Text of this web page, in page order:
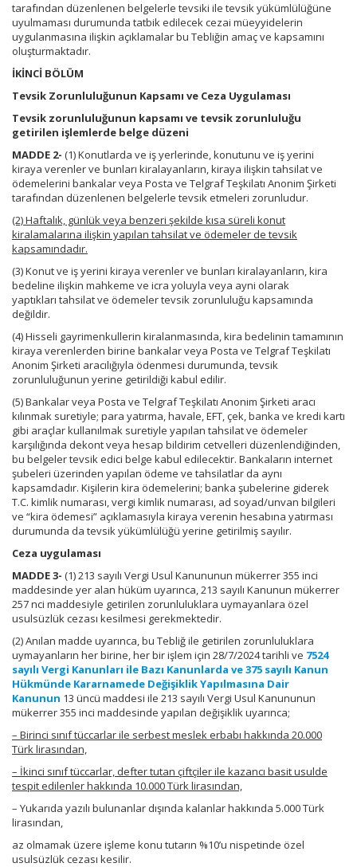
tarafından düzenlenen belgelerle tevsiki ile tevsik yükümlülüğüne
uyulmaması durumunda tatbik edilecek cezai müeyyidelerin
uygulanmasına ilişkin açıklamalar bu Tebliğin amaç ve kapsamını
oluşturmaktadır.
İKİNCİ BÖLÜM
Tevsik Zorunluluğunun Kapsamı ve Ceza Uygulaması
Tevsik zorunluluğunun kapsamı ve tevsik zorunluluğu
getirilen işlemlerde belge düzeni
MADDE 2- (1) Konutlarda ve iş yerlerinde, konutunu ve iş yerini
kiraya verenler ve bunları kiralayanların, kiraya ilişkin tahsilat ve
ödemelerini bankalar veya Posta ve Telgraf Teşkilatı Anonim Şirketi
tarafından düzenlenen belgelerle tevsik etmeleri zorunludur.
(2) Haftalık, günlük veya benzeri şekilde kısa süreli konut
kiralamalarına ilişkin yapılan tahsilat ve ödemeler de tevsik
kapsamındadır.
(3) Konut ve iş yerini kiraya verenler ve bunları kiralayanların, kira
bedeline ilişkin mahkeme ve icra yoluyla veya ayni olarak
yaptıkları tahsilat ve ödemeler tevsik zorunluluğu kapsamında
değildir.
(4) Hisseli gayrimenkullerin kiralanmasında, kira bedelinin tamamının
kiraya verenlerden birine bankalar veya Posta ve Telgraf Teşkilatı
Anonim Şirketi aracılığıyla ödenmesi durumunda, tevsik
zorunluluğunun yerine getirildiği kabul edilir.
(5) Bankalar veya Posta ve Telgraf Teşkilatı Anonim Şirketi aracı
kılınmak suretiyle; para yatırma, havale, EFT, çek, banka ve kredi kartı
gibi araçlar kullanılmak suretiyle yapılan tahsilat ve ödemeler
karşılığında dekont veya hesap bildirim cetvelleri düzenlendiğinden,
bu belgeler tevsik edici belge kabul edilecektir. Bankaların internet
şubeleri üzerinden yapılan ödeme ve tahsilatlar da aynı
kapsamdadır. Kişilerin kira ödemelerini; banka şubelerine giderek
T.C. kimlik numarası, vergi kimlik numarası, ad soyad/unvan bilgileri
ve “kira ödemesi” açıklamasıyla kiraya verenin hesabına yatırması
durumunda da tevsik yükümlülüğü yerine getirilmiş sayılır.
Ceza uygulaması
MADDE 3- (1) 213 sayılı Vergi Usul Kanununun mükerrer 355 inci
maddesinde yer alan hüküm uyarınca, 213 sayılı Kanunun mükerrer
257 nci maddesiyle getirilen zorunluluklara uymayanlara özel
usulsüzlük cezası kesilmesi gerekmektedir.
(2) Anılan madde uyarınca, bu Tebliğ ile getirilen zorunluluklara
uymayanların her birine, her bir işlem için 28/7/2024 tarihli ve 7524
sayılı Vergi Kanunları ile Bazı Kanunlarda ve 375 sayılı Kanun
Hükmünde Kararnamede Değişiklik Yapılmasına Dair
Kanunun 13 üncü maddesi ile 213 sayılı Vergi Usul Kanununun
mükerrer 355 inci maddesinde yapılan değişiklik uyarınca;
– Birinci sınıf tüccarlar ile serbest meslek erbabı hakkında 20.000
Türk lirasından,
– İkinci sınıf tüccarlar, defter tutan çiftçiler ile kazancı basit usulde
tespit edilenler hakkında 10.000 Türk lirasından,
– Yukarıda yazılı bulunanlar dışında kalanlar hakkında 5.000 Türk
lirasından,
az olmamak üzere işleme konu tutarın %10’u nispetinde özel
usulsüzlük cezası kesilir.